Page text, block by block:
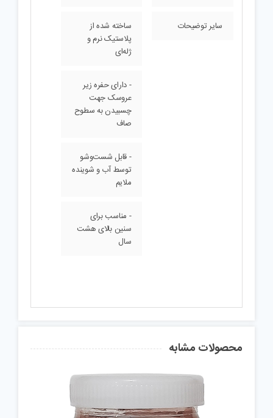
سایر توضیحات
ساخته شده از
پلاستیک نرم و
ژله‌ای
- دارای حفره زیر
عروسک جهت
چسبیدن به سطوح
صاف
- قابل شست‌وشو
توسط آب و شوینده
ملایم
- مناسب برای
سنین بالای هشت
سال
محصولات مشابه